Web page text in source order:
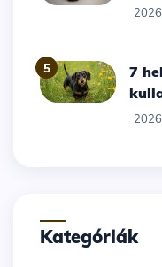
5
7 hely, ahol keresni kell a
Kategóriák